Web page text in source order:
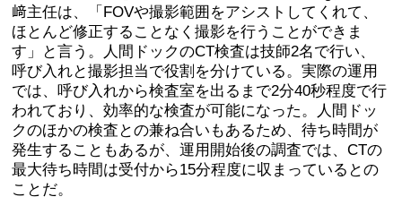
﨑主任は、「FOVや撮影範囲をアシストしてくれて、
ほとんど修正することなく撮影を行うことができま
す」と言う。人間ドックのCT検査は技師2名で行い、
呼び入れと撮影担当で役割を分けている。実際の運用
では、呼び入れから検査室を出るまで2分40秒程度で行
われており、効率的な検査が可能になった。人間ドッ
クのほかの検査との兼ね合いもあるため、待ち時間が
発生することもあるが、運用開始後の調査では、CTの
最大待ち時間は受付から15分程度に収まっているとの
ことだ。